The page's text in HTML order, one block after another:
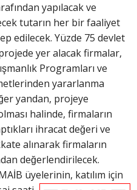
yapılacak ve
tutarın her bir faaliyet
edilecek. Yüzde 75 devlet
yer alacak firmalar,
Programları ve
yararlanma
yandan, projeye
halinde, firmaların
ihracat değeri ve
alınarak firmaların
değerlendirilecek.
üyelerinin, katılım için